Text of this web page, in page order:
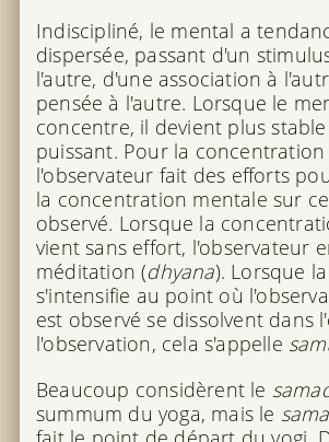
Indiscipliné, le mental a
dispersée, passant d'un
l'autre, d'une association à
pensée à l'autre. Lorsque le
concentre, il devient plus
puissant. Pour la concentration
l'observateur fait des efforts
la concentration mentale sur
observé. Lorsque la
vient sans effort, l'observateur
méditation (dhyana). Lorsque
s'intensifie au point où
est observé se dissolvent dans
l'observation, cela s'appelle
Beaucoup considèrent le
summum du yoga, mais le